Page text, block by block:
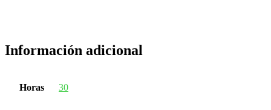
Información adicional
Horas 30